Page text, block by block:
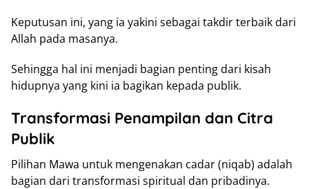
Keputusan ini, yang ia yakini sebagai takdir terbaik dari
Allah pada masanya.
Sehingga hal ini menjadi bagian penting dari kisah
hidupnya yang kini ia bagikan kepada publik.
Transformasi Penampilan dan Citra
Publik
Pilihan Mawa untuk mengenakan cadar (niqab) adalah
bagian dari transformasi spiritual dan pribadinya.